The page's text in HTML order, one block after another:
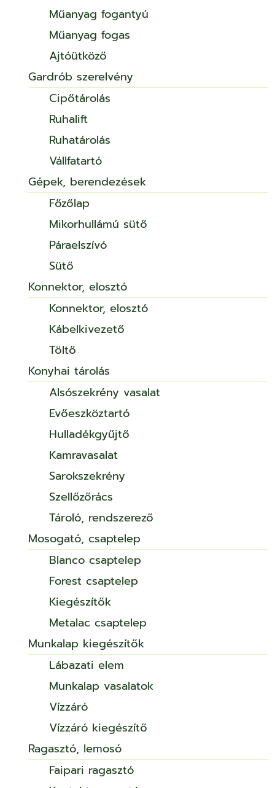
Műanyag fogantyú
Műanyag fogas
Ajtóütköző
Gardrób szerelvény
Cipőtárolás
Ruhalift
Ruhatárolás
Vállfatartó
Gépek, berendezések
Főzőlap
Mikorhullámú sütő
Páraelszívó
Sütő
Konnektor, elosztó
Konnektor, elosztó
Kábelkivezető
Töltő
Konyhai tárolás
Alsószekrény vasalat
Evőeszköztartó
Hulladékgyűjtő
Kamravasalat
Sarokszekrény
Szellőzőrács
Tároló, rendszerező
Mosogató, csaptelep
Blanco csaptelep
Forest csaptelep
Kiegészítők
Metalac csaptelep
Munkalap kiegészítők
Lábazati elem
Munkalap vasalatok
Vízzáró
Vízzáró kiegészítő
Ragasztó, lemosó
Faipari ragasztó